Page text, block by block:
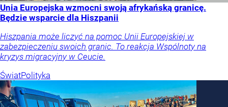
Unia Europejska wzmocni swoją afrykańską granicę.
Będzie wsparcie dla Hiszpanii
Hiszpania może liczyć na pomoc Unii Europejskiej w
zabezpieczeniu swoich granic. To reakcja Wspólnoty na
kryzys migracyjny w Ceucie.
ŚwiatPolityka